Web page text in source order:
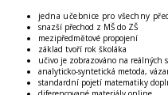
jedna učebnice pro všechny
snazší přechod z MŠ do ZŠ
mezipředmětové propojení
základ tvoří rok školáka
učivo je zobrazováno na reálných
analyticko-syntetická metoda,
standardní pojetí matematiky